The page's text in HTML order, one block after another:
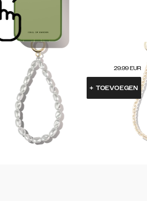
29.99 EUR
+ TOEVOEGEN